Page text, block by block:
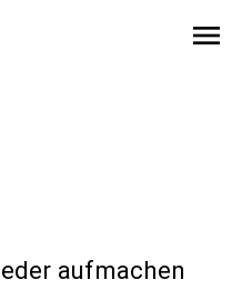
menu
aufmachen